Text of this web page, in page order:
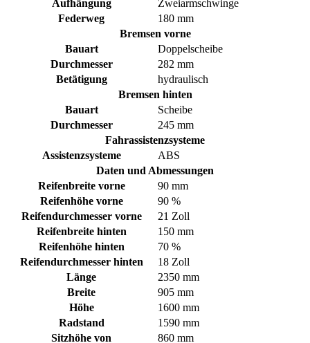
Aufhängung
Zweiarmschwinge
Federweg
180 mm
Bremsen vorne
Bauart
Doppelscheibe
Durchmesser
282 mm
Betätigung
hydraulisch
Bremsen hinten
Bauart
Scheibe
Durchmesser
245 mm
Fahrassistenzsysteme
Assistenzsysteme
ABS
Daten und Abmessungen
Reifenbreite vorne
90 mm
Reifenhöhe vorne
90 %
Reifendurchmesser vorne
21 Zoll
Reifenbreite hinten
150 mm
Reifenhöhe hinten
70 %
Reifendurchmesser hinten
18 Zoll
Länge
2350 mm
Breite
905 mm
Höhe
1600 mm
Radstand
1590 mm
Sitzhöhe von
860 mm